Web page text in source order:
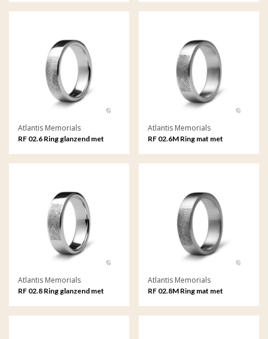
Atlantis Memorials
RF 02.6 Ring glanzend met
Atlantis Memorials
RF 02.6M Ring mat met
Atlantis Memorials
RF 02.8 Ring glanzend met
Atlantis Memorials
RF 02.8M Ring mat met